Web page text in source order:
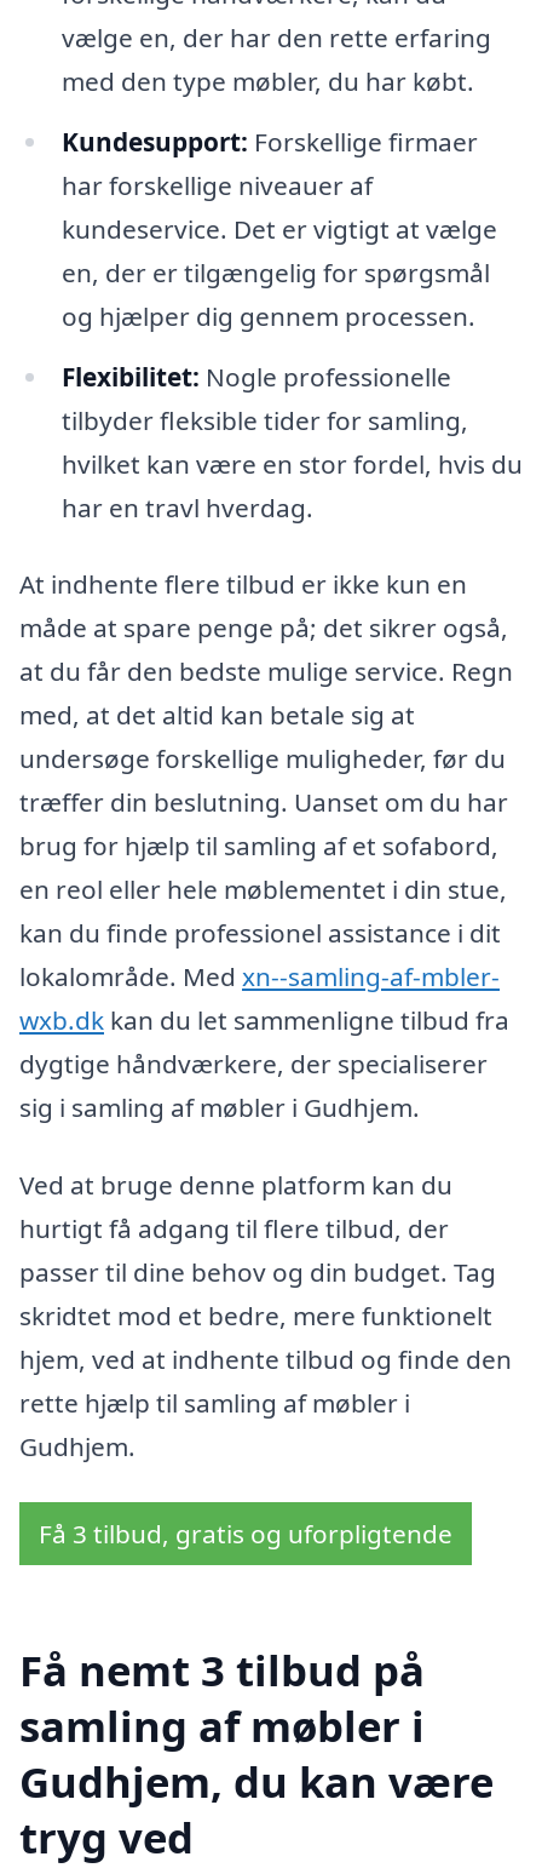
vælge en, der har den rette erfaring
med den type møbler, du har købt.
Kundesupport: Forskellige firmaer
har forskellige niveauer af
kundeservice. Det er vigtigt at vælge
en, der er tilgængelig for spørgsmål
og hjælper dig gennem processen.
Flexibilitet: Nogle professionelle
tilbyder fleksible tider for samling,
hvilket kan være en stor fordel, hvis du
har en travl hverdag.
At indhente flere tilbud er ikke kun en
måde at spare penge på; det sikrer også,
at du får den bedste mulige service. Regn
med, at det altid kan betale sig at
undersøge forskellige muligheder, før du
træffer din beslutning. Uanset om du har
brug for hjælp til samling af et sofabord,
en reol eller hele møblementet i din stue,
kan du finde professionel assistance i dit
lokalområde. Med xn--samling-af-mbler-
wxb.dk kan du let sammenligne tilbud fra
dygtige håndværkere, der specialiserer
sig i samling af møbler i Gudhjem.
Ved at bruge denne platform kan du
hurtigt få adgang til flere tilbud, der
passer til dine behov og din budget. Tag
skridtet mod et bedre, mere funktionelt
hjem, ved at indhente tilbud og finde den
rette hjælp til samling af møbler i
Gudhjem.
Få 3 tilbud, gratis og uforpligtende
Få nemt 3 tilbud på
samling af møbler i
Gudhjem, du kan være
tryg ved